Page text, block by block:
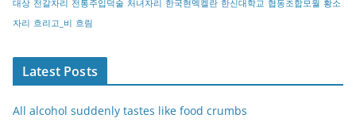
대상 전갈자리 전통주입덕술 처녀자리 한국현멕켈란 한신대학교 협동조합모월 황소
자리 흐리고_비 흐림
Latest Posts
All alcohol suddenly tastes like food crumbs